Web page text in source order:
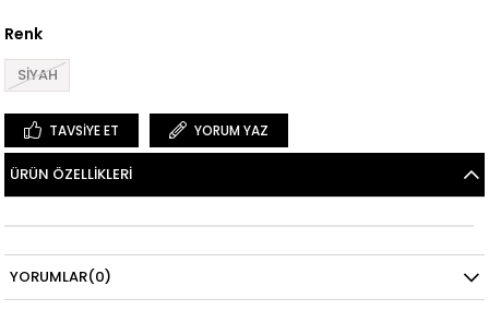
Renk
SİYAH
TAVSIYE ET YORUM YAZ
ÜRÜN ÖZELLIKLERI
YORUMLAR(0)